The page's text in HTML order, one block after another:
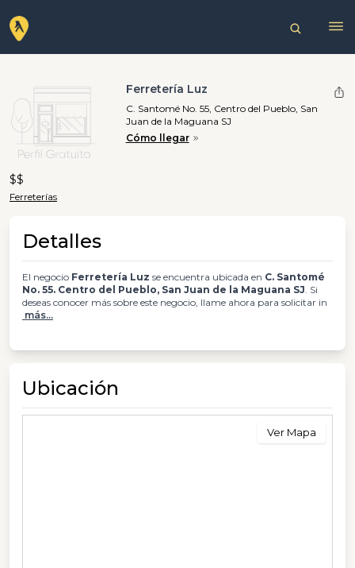
Ferretería Luz
C. Santomé No. 55, Centro del Pueblo, San
Juan de la Maguana SJ
Cómo llegar
$$
Ferreterías
Detalles
El negocio Ferretería Luz se encuentra ubicada en C. Santomé
No. 55. Centro del Pueblo, San Juan de la Maguana SJ. Si
deseas conocer más sobre este negocio, llame ahora para solicitar in
más...
Ubicación
Ver Mapa